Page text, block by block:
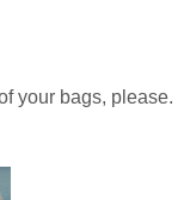
your bags, please.